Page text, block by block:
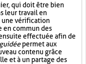
qui doit être bien
leur travail en
une vérification
en commun des
effectuée afin de
permet aux
contenu grâce
et à un partage des